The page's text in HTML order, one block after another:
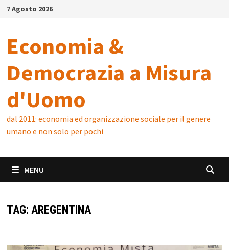
Skip7 Agosto 2026
Economia &
Democrazia a Misura
d'Uomo
dal 2011: economia ed organizzazione sociale per il genere
umano e non solo per pochi
MENU
TAG: AREGENTINA